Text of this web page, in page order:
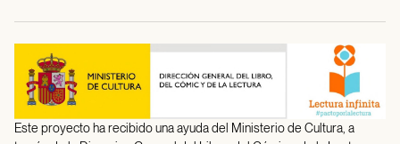
Este proyecto ha recibido una ayuda del Ministerio de Cultura, a